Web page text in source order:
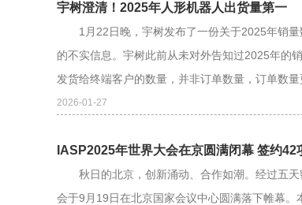
宇树澄清！2025年人形机器人出货量第一
1月22日晚，宇树发布了一份关于2025年销量
的不实信息。宇树此前从未对外告知过2025年
发货给终端客户的数量，并非订单数量，订单数
2026-01-27
IASP2025年世界大会在京圆满闭幕 签约42
秋日的北京，创新涌动、合作如潮。经过五天
会于9月19日在北京国家会议中心圆满落下帷幕